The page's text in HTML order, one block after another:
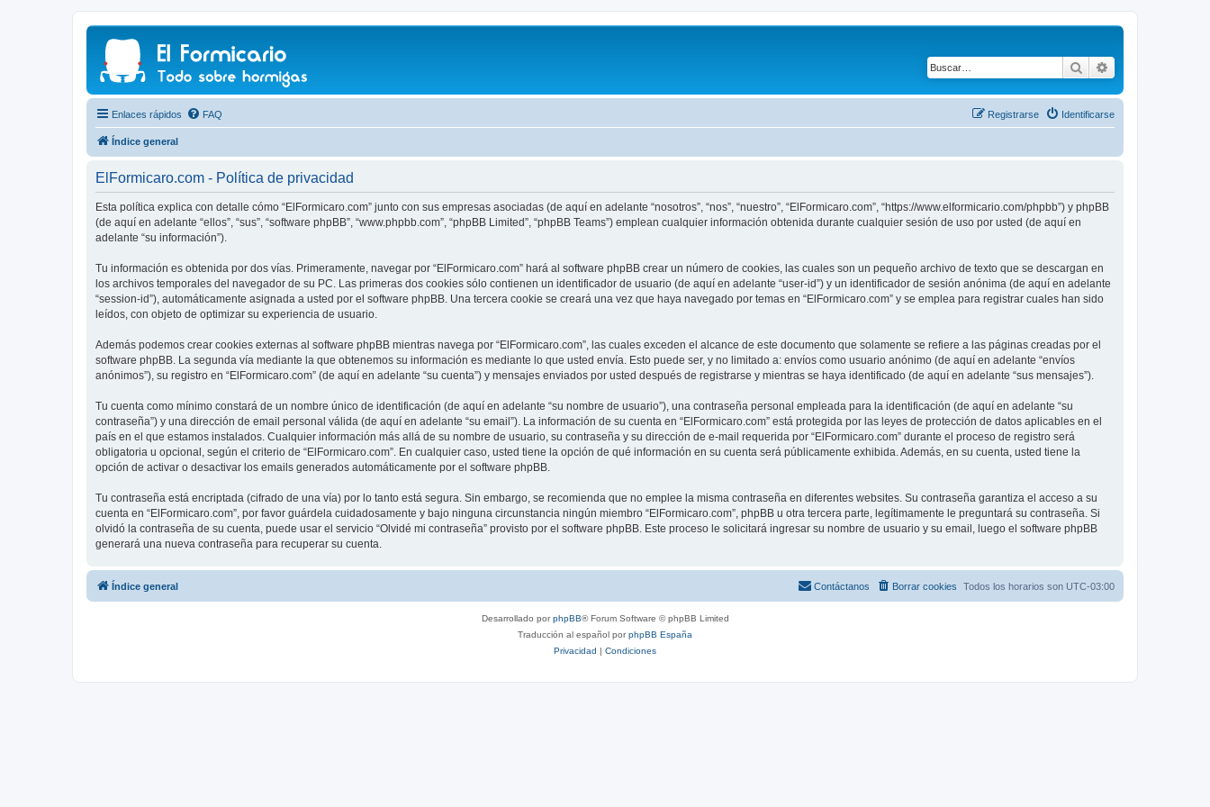
Buscar
Enlaces rápidos FAQ Identificarse
Registrarse
Índice general
ElFormicaro.com - Política de privacidad
Esta política explica con detalle cómo “ElFormicaro.com” junto con sus empresas asociadas (de aquí en adelante “nosotros”, “nos”, “nuestro”, “ElFormicaro.com”, “https://www.elformicario.com/phpbb”) y phpBB
(de aquí en adelante “ellos”, “sus”, “software phpBB”, “www.phpbb.com”, “phpBB Limited”, “phpBB Teams”) emplean cualquier información obtenida durante cualquier sesión de uso por usted (de aquí en
adelante “su información”).
Tu información es obtenida por dos vías. Primeramente, navegar por “ElFormicaro.com” hará al software phpBB crear un número de cookies, las cuales son un pequeño archivo de texto que se descargan en
los archivos temporales del navegador de su PC. Las primeras dos cookies sólo contienen un identificador de usuario (de aquí en adelante “user-id”) y un identificador de sesión anónima (de aquí en adelante
“session-id”), automáticamente asignada a usted por el software phpBB. Una tercera cookie se creará una vez que haya navegado por temas en “ElFormicaro.com” y se emplea para registrar cuales han sido
leídos, con objeto de optimizar su experiencia de usuario.
Además podemos crear cookies externas al software phpBB mientras navega por “ElFormicaro.com”, las cuales exceden el alcance de este documento que solamente se refiere a las páginas creadas por el
software phpBB. La segunda vía mediante la que obtenemos su información es mediante lo que usted envía. Esto puede ser, y no limitado a: envíos como usuario anónimo (de aquí en adelante “envíos
anónimos”), su registro en “ElFormicaro.com” (de aquí en adelante “su cuenta”) y mensajes enviados por usted después de registrarse y mientras se haya identificado (de aquí en adelante “sus mensajes”).
Tu cuenta como mínimo constará de un nombre único de identificación (de aquí en adelante “su nombre de usuario”), una contraseña personal empleada para la identificación (de aquí en adelante “su
contraseña”) y una dirección de email personal válida (de aquí en adelante “su email”). La información de su cuenta en “ElFormicaro.com” está protegida por las leyes de protección de datos aplicables en el
país en el que estamos instalados. Cualquier información más allá de su nombre de usuario, su contraseña y su dirección de e-mail requerida por “ElFormicaro.com” durante el proceso de registro será
obligatoria u opcional, según el criterio de “ElFormicaro.com”. En cualquier caso, usted tiene la opción de qué información en su cuenta será públicamente exhibida. Además, en su cuenta, usted tiene la
opción de activar o desactivar los emails generados automáticamente por el software phpBB.
Tu contraseña está encriptada (cifrado de una vía) por lo tanto está segura. Sin embargo, se recomienda que no emplee la misma contraseña en diferentes websites. Su contraseña garantiza el acceso a su
cuenta en “ElFormicaro.com”, por favor guárdela cuidadosamente y bajo ninguna circunstancia ningún miembro “ElFormicaro.com”, phpBB u otra tercera parte, legítimamente le preguntará su contraseña. Si
olvidó la contraseña de su cuenta, puede usar el servicio “Olvidé mi contraseña” provisto por el software phpBB. Este proceso le solicitará ingresar su nombre de usuario y su email, luego el software phpBB
generará una nueva contraseña para recuperar su cuenta.
Índice general Todos los horarios son UTC-03:00
Borrar cookies
Contáctanos
Desarrollado porphpBB® Forum Software © phpBB Limited
Traducción al español porphpBB España
Privacidad | Condiciones